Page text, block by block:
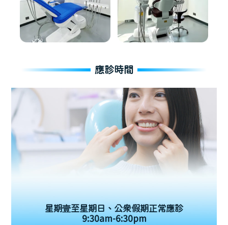
應診時間
星期壹至星期日、公眾假期正常應診
9:30am-6:30pm